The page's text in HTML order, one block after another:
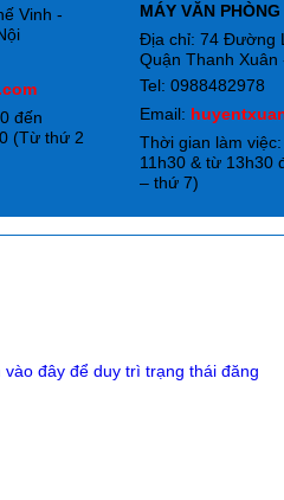
Vinh -
đến
(Từ thứ 2
MÁY VĂN PHÒNG
Địa chỉ: 74 Đường
Quận Thanh Xuân
Tel: 0988482978
Email:
Thời gian làm
11h30 & từ 13h30
– thứ 7)
vào đây để duy trì trạng thái đăng